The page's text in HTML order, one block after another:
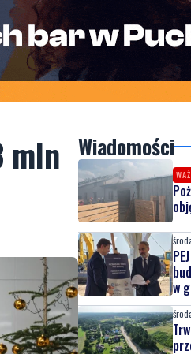
mln
Wiadomości
w